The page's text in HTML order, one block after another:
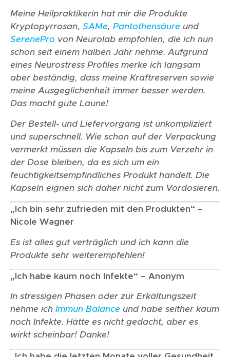
Meine Heilpraktikerin hat mir die Produkte
Kryptopyrrosan, SAMe, Pantothensäure und
SerenePro von Neurolab empfohlen, die ich nun
schon seit einem halben Jahr nehme. Aufgrund
eines Neurostress Profiles merke ich langsam
aber beständig, dass meine Kraftreserven sowie
meine Ausgeglichenheit immer besser werden.
Das macht gute Laune!
Der Bestell- und Liefervorgang ist unkompliziert
und superschnell. Wie schon auf der Verpackung
vermerkt müssen die Kapseln bis zum Verzehr in
der Dose bleiben, da es sich um ein
feuchtigkeitsempfindliches Produkt handelt. Die
Kapseln eignen sich daher nicht zum Vordosieren.
„Ich bin sehr zufrieden mit den Produkten“ –
Nicole Wagner
Es ist alles gut verträglich und ich kann die
Produkte sehr weiterempfehlen!
„Ich habe kaum noch Infekte“ – Anonym
In stressigen Phasen oder zur Erkältungszeit
nehme ich Immun Balance und habe seither kaum
noch Infekte. Hätte es nicht gedacht, aber es
wirkt scheinbar! Danke!